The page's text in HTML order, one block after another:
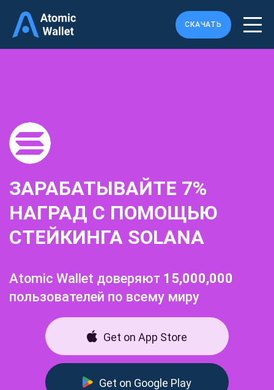
СКАЧАТЬ
ЗАРАБАТЫВАЙТЕ 7%
НАГРАД C ПОМОЩЬЮ
СТЕЙКИНГА SOLANA
Atomic Wallet доверяют 15,000,000
пользователей по всему миру
Get on App Store
Get on Google Play